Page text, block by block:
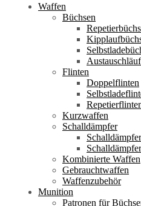
Waffen
Büchsen
Flinten
Doppelflinten
Kurzwaffen
Schalldämpfer
Schalldämpfer
Kombinierte Waffen
Gebrauchtwaffen
Waffenzubehör
Munition
Patronen für